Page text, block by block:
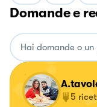
Domande e
5